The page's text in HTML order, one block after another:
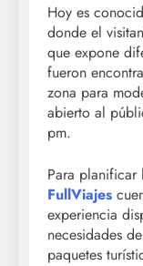
Hoy es
donde el
que expone
fueron
zona para
abierto al
pm.
Para planificar
FullViajes
experiencia
necesidades
paquetes